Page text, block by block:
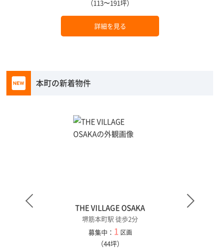
（113〜191坪）
詳細を見る
本町の新着物件
THE VILLAGE OSAKA
堺筋本町駅 徒歩2分
募集中： 1 区画
（44坪）